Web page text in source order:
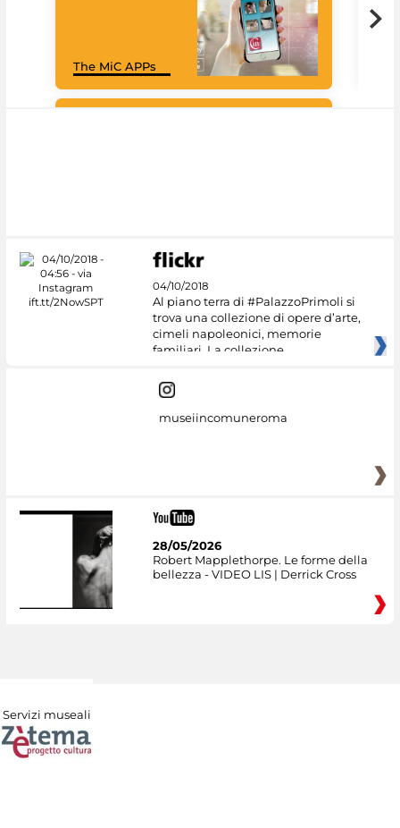
The MiC APPs
04/10/2018
Al piano terra di #PalazzoPrimoli si
trova una collezione di opere d’arte,
cimeli napoleonici, memorie
familiari. La collezione
museiincomuneroma
28/05/2026
Robert Mapplethorpe. Le forme della
bellezza - VIDEO LIS | Derrick Cross
Servizi museali